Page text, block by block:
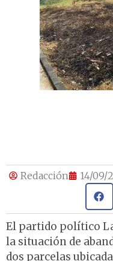
Redacción 14/09/
El partido político
la situación de
dos parcelas